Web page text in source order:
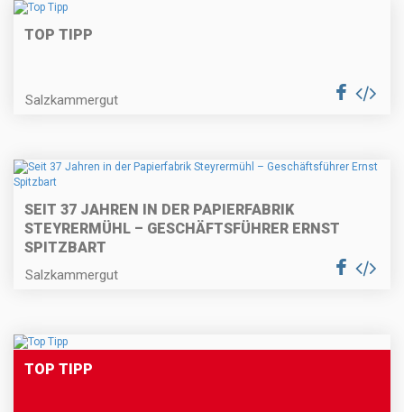
TOP TIPP
Salzkammergut
SEIT 37 JAHREN IN DER PAPIERFABRIK
STEYRERMÜHL – GESCHÄFTSFÜHRER ERNST
SPITZBART
Salzkammergut
TOP TIPP